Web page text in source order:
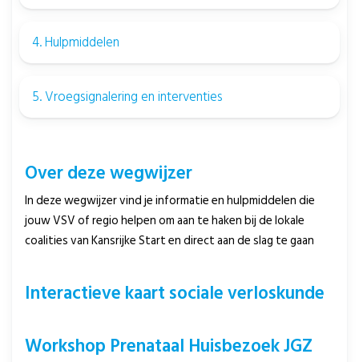
4. Hulpmiddelen
5. Vroegsignalering en interventies
Over deze wegwijzer
In deze wegwijzer vind je informatie en hulpmiddelen die
jouw VSV of regio helpen om aan te haken bij de lokale
coalities van Kansrijke Start en direct aan de slag te gaan
Interactieve kaart sociale verloskunde
Workshop Prenataal Huisbezoek JGZ